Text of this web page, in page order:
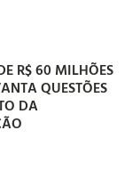
R$ 60 MILHÕES
QUESTÕES
DA